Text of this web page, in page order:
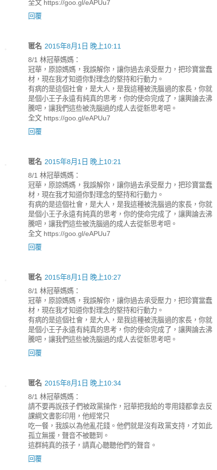
全文 https://goo.gl/eAPUu7
回覆
匿名 2015年8月1日 晚上10:11
8/1 林冠華媽媽：
冠華，原諒媽媽，我誤解你，讓你過去承受壓力，把珍寶當蠢
材，現在我才知道你對理念的堅持和行動力。
有病的是這個社會，是大人，是我這種被洗腦過的家長，你就
是個小王子永遠有純真的思考，你的使命完成了，讓輿論去沸
騰吧，讓我們這些被洗腦過的成人去從新思考吧。
全文 https://goo.gl/eAPUu7
回覆
匿名 2015年8月1日 晚上10:21
8/1 林冠華媽媽：
冠華，原諒媽媽，我誤解你，讓你過去承受壓力，把珍寶當蠢
材，現在我才知道你對理念的堅持和行動力。
有病的是這個社會，是大人，是我這種被洗腦過的家長，你就
是個小王子永遠有純真的思考，你的使命完成了，讓輿論去沸
騰吧，讓我們這些被洗腦過的成人去從新思考吧。
全文 https://goo.gl/eAPUu7
回覆
匿名 2015年8月1日 晚上10:27
8/1 林冠華媽媽：
冠華，原諒媽媽，我誤解你，讓你過去承受壓力，把珍寶當蠢
材，現在我才知道你對理念的堅持和行動力。
有病的是這個社會，是大人，是我這種被洗腦過的家長，你就
是個小王子永遠有純真的思考，你的使命完成了，讓輿論去沸
騰吧，讓我們這些被洗腦過的成人去從新思考吧。
回覆
匿名 2015年8月1日 晚上10:34
8/1 林冠華媽媽：
請不要再說孩子們被政黨操作，冠華把我給的零用錢都拿去反
課綱文書影印用，他經常只
吃一餐，我誤以為他亂花錢。他們就是沒有政黨支持，才如此
孤立無援，聲音不被聽到。
這群純真的孩子，請真心聽聽他們的聲音。
回覆